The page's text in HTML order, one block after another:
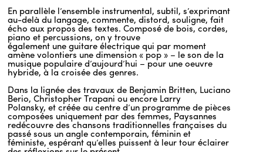
En parallèle l’ensemble instrumental, subtil, s’exprimant
au-delà du langage, commente, distord, souligne, fait
écho aux propos des textes. Composé de bois, cordes,
piano et percussions, on y trouve
également une guitare électrique qui par moment
amène volontiers une dimension « pop » – le son de la
musique populaire d’aujourd’hui – pour une oeuvre
hybride, à la croisée des genres.
Dans la lignée des travaux de Benjamin Britten, Luciano
Berio, Christopher Trapani ou encore Larry
Polansky, et créée au centre d’un programme de pièces
composées uniquement par des femmes, Paysannes
redécouvre des chansons traditionnelles françaises du
passé sous un angle contemporain, féminin et
féministe, espérant qu’elles puissent à leur tour éclairer